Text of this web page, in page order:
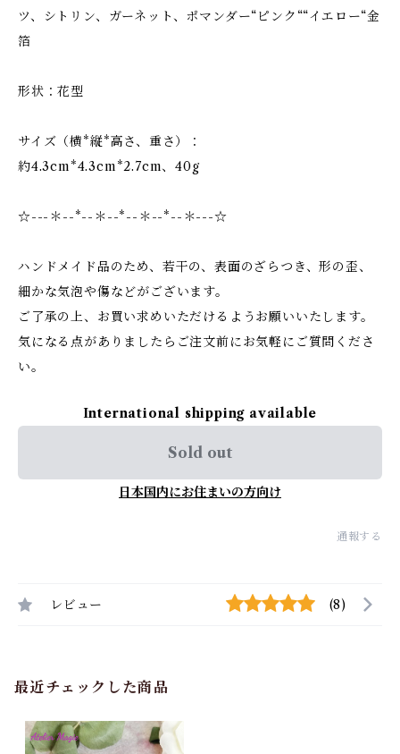
ツ、シトリン、ガーネット、ポマンダー“ピンク““イエロー“金
箔
形状：花型
サイズ（横*縦*高さ、重さ）：
約4.3cm*4.3cm*2.7cm、40g
☆---＊--*--＊--*--＊--*--＊---☆
ハンドメイド品のため、若干の、表面のざらつき、形の歪、
細かな気泡や傷などがございます。
ご了承の上、お買い求めいただけるようお願いいたします。
気になる点がありましたらご注文前にお気軽にご質問くださ
い。
International shipping available
Sold out
日本国内にお住まいの方向け
通報する
レビュー (8)
最近チェックした商品